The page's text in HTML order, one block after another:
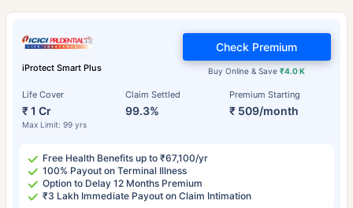
iProtect Smart Plus
Life Cover
₹ 1 Cr
Max Limit: 99 yrs
Claim Settled
99.3%
Premium Starting
₹ 509/month
Buy Online & Save₹4.0 K
Check Premium
Free Health Benefits up to ₹67,100/yr
100% Payout on Terminal Illness
Option to Delay 12 Months Premium
₹3 Lakh Immediate Payout on Claim Intimation